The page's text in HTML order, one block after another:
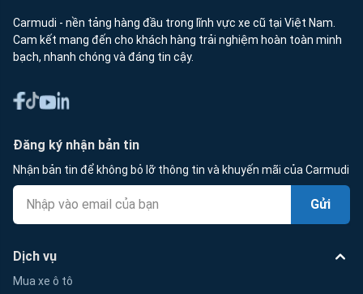
Carmudi - nền tảng hàng đầu trong lĩnh vực xe cũ tại Việt Nam.
Cam kết mang đến cho khách hàng trải nghiệm hoàn toàn minh
bạch, nhanh chóng và đáng tin cậy.
Đăng ký nhận bản tin
Nhận bản tin để không bỏ lỡ thông tin và khuyến mãi của Carmudi
Gửi
Dịch vụ
Mua xe ô tô